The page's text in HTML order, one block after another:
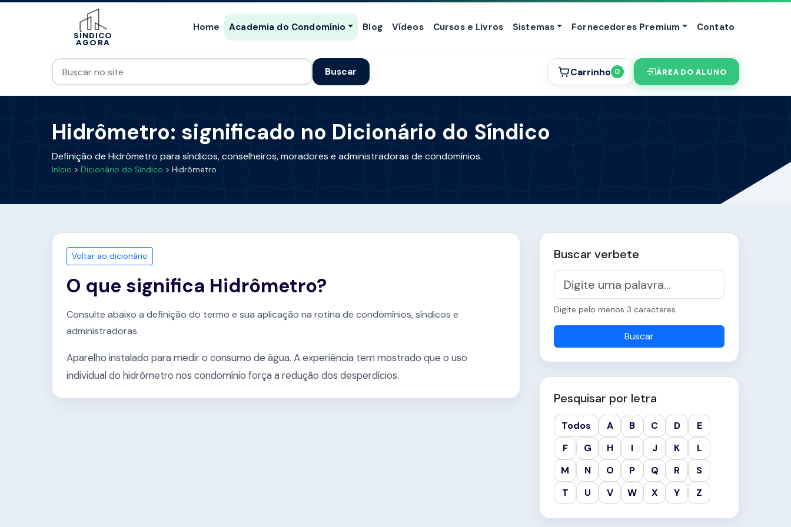
SÍNDICO
AGORA
Home Academia do Condomínio Blog Vídeos Cursos e Livros Sistemas Fornecedores Premium Contato
Buscar Carrinho 0 ÁREA DO ALUNO
Hidrômetro: significado no Dicionário do Síndico
Definição de Hidrômetro para síndicos, conselheiros, moradores e administradoras de condomínios.
Início > Dicionário do Síndico > Hidrômetro
Voltar ao dicionário
O que significa Hidrômetro?
Consulte abaixo a definição do termo e sua aplicação na rotina de condomínios, síndicos e
administradoras.
Aparelho instalado para medir o consumo de água. A experiência tem mostrado que o uso
individual do hidrômetro nos condomínio força a redução dos desperdícios.
Buscar verbete
Digite pelo menos 3 caracteres.
Buscar
Pesquisar por letra
Todos A B C D
E
F
G H I J K
L
M
N O P Q R
S
T
U V W X Y Z